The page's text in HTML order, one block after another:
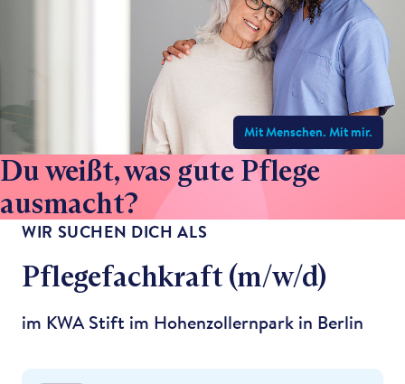
Du weißt, was gute Pflege
ausmacht?
Mit Menschen. Mit mir.
WIR SUCHEN DICH ALS
Pflegefachkraft (m/w/d)
im KWA Stift im Hohenzollernpark in Berlin